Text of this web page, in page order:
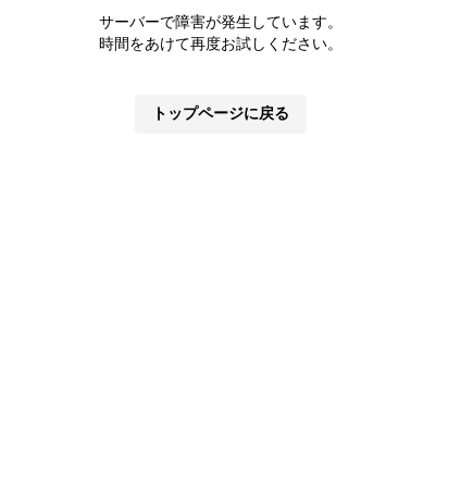
サーバーで障害が発生しています。
時間をあけて再度お試しください。
トップページに戻る